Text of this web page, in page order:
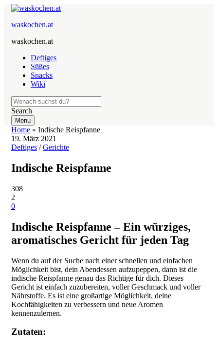
waskochen.at
waskochen.at
Deftiges
Süßes
Snacks
Wiki
Search
Menu
Home » Indische Reispfanne
19. März 2021
Deftiges /Gerichte
Indische Reispfanne
308
2
0
Indische Reispfanne – Ein würziges,
aromatisches Gericht für jeden Tag
Wenn du auf der Suche nach einer schnellen und einfachen
Möglichkeit bist, dein Abendessen aufzupeppen, dann ist die
indische Reispfanne genau das Richtige für dich. Dieses
Gericht ist einfach zuzubereiten, voller Geschmack und voller
Nährstoffe. Es ist eine großartige Möglichkeit, deine
Kochfähigkeiten zu verbessern und neue Aromen
kennenzulernen.
Zutaten: